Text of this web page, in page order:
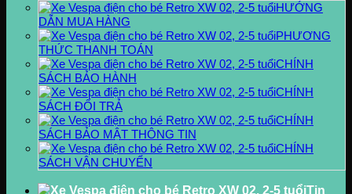
HƯỚNG
DẪN MUA HÀNG
PHƯƠNG
THỨC THANH TOÁN
CHÍNH
SÁCH BẢO HÀNH
CHÍNH
SÁCH ĐỔI TRẢ
CHÍNH
SÁCH BẢO MẬT THÔNG TIN
CHÍNH
SÁCH VẬN CHUYỂN
Tin